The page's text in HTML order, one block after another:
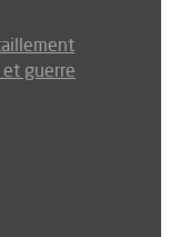
guerre